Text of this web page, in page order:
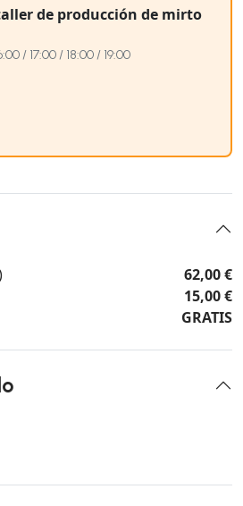
de producción de mirto
/ 17:00 / 18:00 / 19:00
62,00 €
15,00 €
GRATIS